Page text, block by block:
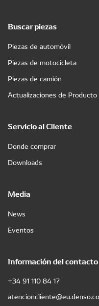
Buscar piezas
Piezas de automóvil
Piezas de motocicleta
Piezas de camión
Actualizaciones de Producto
Servicio al Cliente
Donde comprar
Downloads
Media
News
Eventos
Información del contacto
+34 91 110 84 17